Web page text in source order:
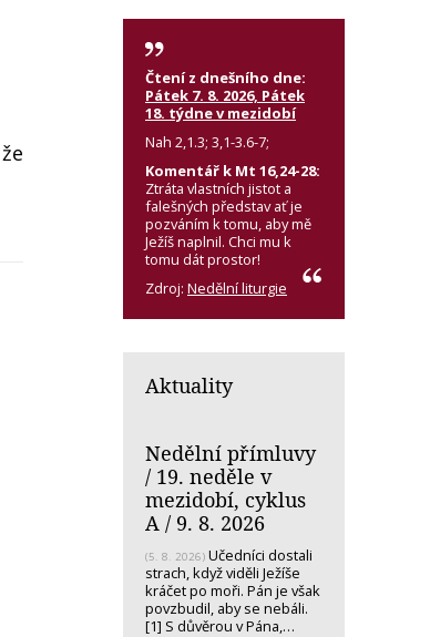
Čtení z dnešního dne:
Pátek 7. 8. 2026, Pátek
18. týdne v mezidobí
Nah 2,1.3; 3,1-3.6-7;
Komentář k Mt 16,24-28:
Ztráta vlastních jistot a
falešných představ ať je
pozváním k tomu, aby mě
Ježíš naplnil. Chci mu k
tomu dát prostor!
Zdroj: Nedělní liturgie
Aktuality
Nedělní přímluvy
/ 19. neděle v
mezidobí, cyklus
A / 9. 8. 2026
(5. 8. 2026) Učedníci dostali
strach, když viděli Ježíše
kráčet po moři. Pán je však
povzbudil, aby se nebáli.
[1] S důvěrou v Pána,…